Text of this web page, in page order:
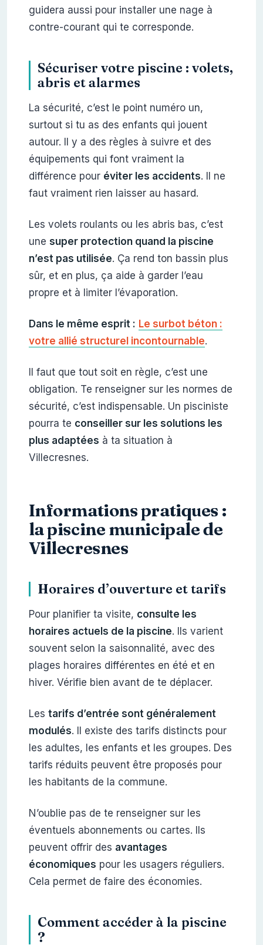
guidera aussi pour installer une nage à
contre-courant qui te corresponde.
Sécuriser votre piscine : volets,
abris et alarmes
La sécurité, c’est le point numéro un,
surtout si tu as des enfants qui jouent
autour. Il y a des règles à suivre et des
équipements qui font vraiment la
différence pour éviter les accidents. Il ne
faut vraiment rien laisser au hasard.
Les volets roulants ou les abris bas, c’est
une super protection quand la piscine
n’est pas utilisée. Ça rend ton bassin plus
sûr, et en plus, ça aide à garder l’eau
propre et à limiter l’évaporation.
Dans le même esprit : Le surbot béton :
votre allié structurel incontournable.
Il faut que tout soit en règle, c’est une
obligation. Te renseigner sur les normes de
sécurité, c’est indispensable. Un pisciniste
pourra te conseiller sur les solutions les
plus adaptées à ta situation à
Villecresnes.
Informations pratiques :
la piscine municipale de
Villecresnes
Horaires d’ouverture et tarifs
Pour planifier ta visite, consulte les
horaires actuels de la piscine. Ils varient
souvent selon la saisonnalité, avec des
plages horaires différentes en été et en
hiver. Vérifie bien avant de te déplacer.
Les tarifs d’entrée sont généralement
modulés. Il existe des tarifs distincts pour
les adultes, les enfants et les groupes. Des
tarifs réduits peuvent être proposés pour
les habitants de la commune.
N’oublie pas de te renseigner sur les
éventuels abonnements ou cartes. Ils
peuvent offrir des avantages
économiques pour les usagers réguliers.
Cela permet de faire des économies.
Comment accéder à la piscine
?